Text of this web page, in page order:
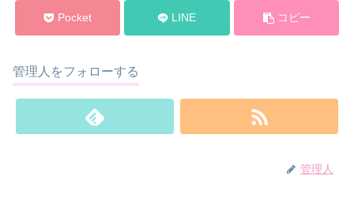
Pocket LINE コピー
管理人をフォローする
管理人